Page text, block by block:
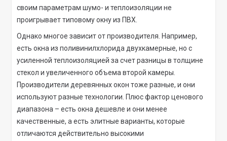
своим параметрам шумо- и теплоизоляции не
проигрывает типовому окну из ПВХ.
Однако многое зависит от производителя. Например,
есть окна из поливинилхлорида двухкамерные, но с
усиленной теплоизоляцией за счет разницы в толщине
стекол и увеличенного объема второй камеры.
Производители деревянных окон тоже разные, и они
используют разные технологии. Плюс фактор ценового
диапазона – есть окна дешевле и они менее
качественные, а есть элитные варианты, которые
отличаются действительно высокими